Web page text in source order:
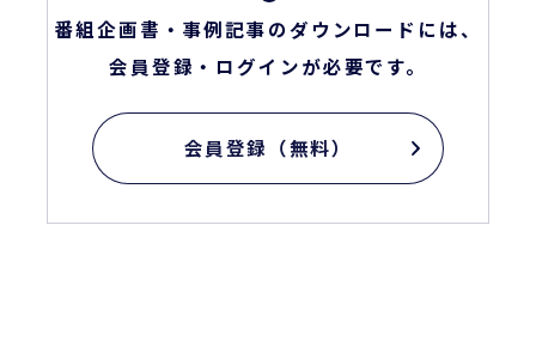
番組企画書・事例記事のダウンロードには、
会員登録・ログインが必要です。
会員登録（無料）